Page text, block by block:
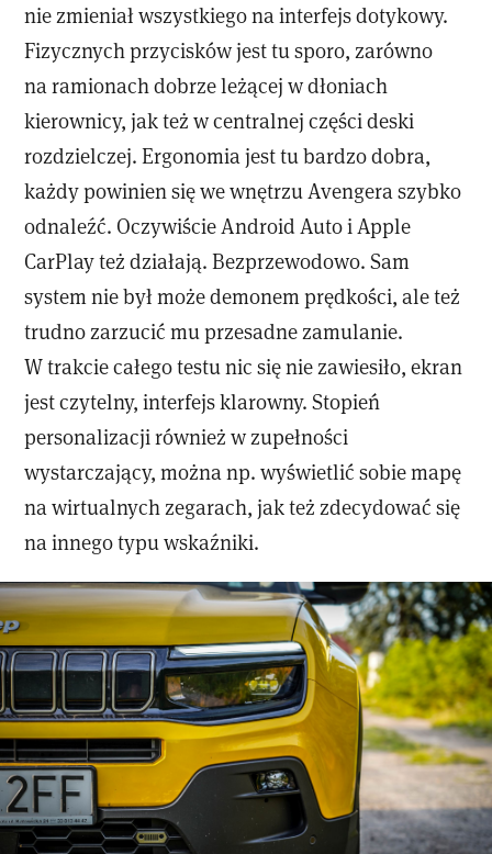
nie zmieniał wszystkiego na interfejs dotykowy.
Fizycznych przycisków jest tu sporo, zarówno
na ramionach dobrze leżącej w dłoniach
kierownicy, jak też w centralnej części deski
rozdzielczej. Ergonomia jest tu bardzo dobra,
każdy powinien się we wnętrzu Avengera szybko
odnaleźć. Oczywiście Android Auto i Apple
CarPlay też działają. Bezprzewodowo. Sam
system nie był może demonem prędkości, ale też
trudno zarzucić mu przesadne zamulanie.
W trakcie całego testu nic się nie zawiesiło, ekran
jest czytelny, interfejs klarowny. Stopień
personalizacji również w zupełności
wystarczający, można np. wyświetlić sobie mapę
na wirtualnych zegarach, jak też zdecydować się
na innego typu wskaźniki.